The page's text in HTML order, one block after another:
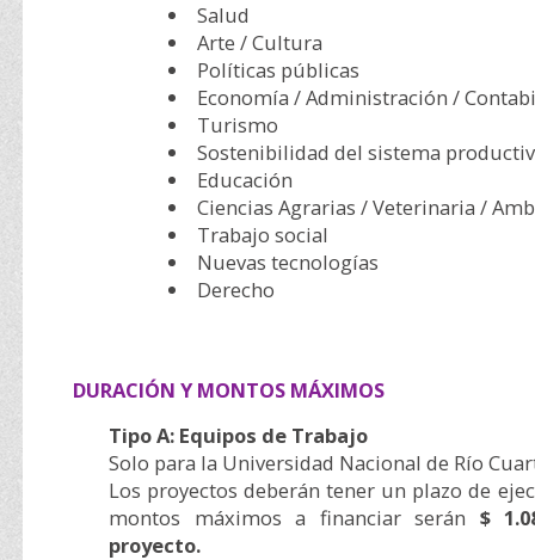
Salud
Arte / Cultura
Políticas públicas
Economía / Administración /
Turismo
Sostenibilidad del sistema
Educación
Ciencias Agrarias / Veterinaria /
Trabajo social
Nuevas tecnologías
Derecho
DURACIÓN Y MONTOS MÁXIMOS
Tipo A: Equipos de Trabajo
Solo para la Universidad Nacional de Río
Los proyectos deberán tener un plazo de
montos máximos a financiar serán $
proyecto.